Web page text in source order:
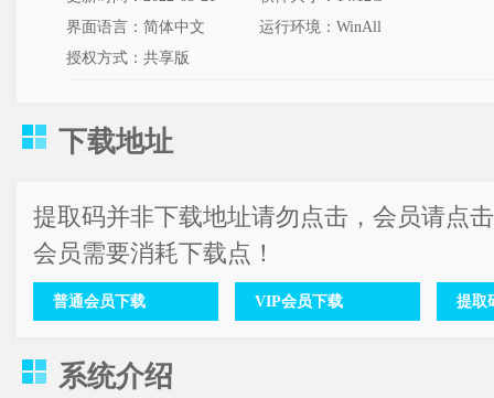
界面语言：简体中文
运行环境：WinAll
授权方式：共享版
下载地址
提取码并非下载地址请勿点击，会员请点
会员需要消耗下载点！
普通会员下载 VIP会员下载 提取
系统介绍